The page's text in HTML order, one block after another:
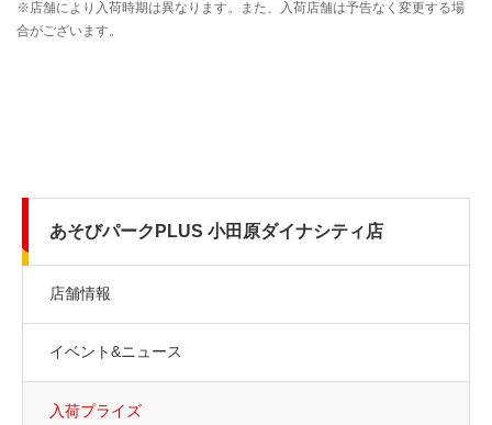
あそびパークPLUS 小田原ダイナシティ店
店舗情報
イベント&ニュース
入荷プライズ